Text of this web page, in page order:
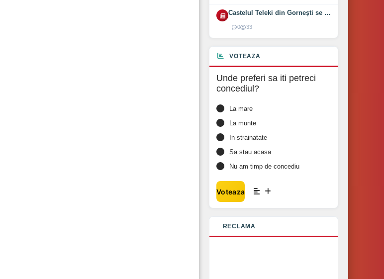
Castelul Teleki din Gornești se redeschide pe 1 august 2026
0 33
VOTEAZA
Unde preferi sa iti petreci
concediul?
La mare
La munte
In strainatate
Sa stau acasa
Nu am timp de concediu
Voteaza
RECLAMA